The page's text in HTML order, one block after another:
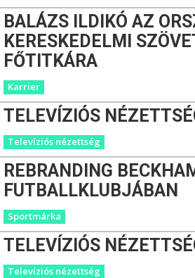
BALÁZS ILDIKÓ AZ
KERESKEDELMI
FŐTITKÁRA
Karrier
TELEVÍZIÓS
Televíziós nézettség
REBRANDING
FUTBALLKLUBJÁBAN
Sportmárka
TELEVÍZIÓS
Televíziós nézettség